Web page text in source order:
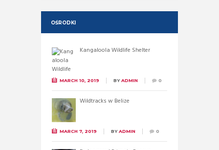
OŚRODKI
Kangaloola Wildlife Shelter
MARCH 10, 2019 BYADMIN 0
Wildtracks w Belize
MARCH 7, 2019 BYADMIN 0